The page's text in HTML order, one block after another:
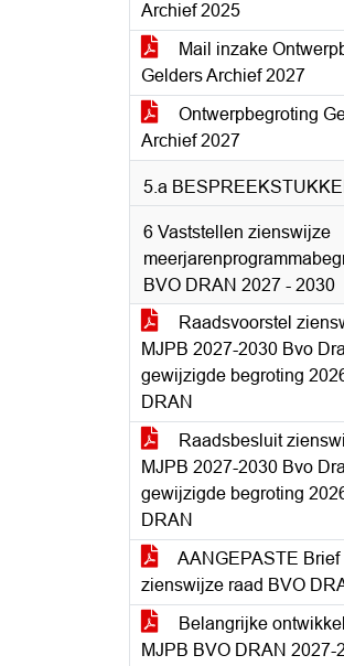
Archief 2025
Mail inzake
Gelders Archief 2027
Ontwerpbegroting
Archief 2027
5.a
6 Vaststellen zienswijze
BVO DRAN 2027 - 2030
Raadsvoorstel
MJPB 2027-2030 Bvo
gewijzigde begroting
DRAN
Raadsbesluit
MJPB 2027-2030 Bvo
gewijzigde begroting
DRAN
AANGEPASTE Brief
zienswijze raad BVO
Belangrijke
MJPB BVO DRAN 2027-